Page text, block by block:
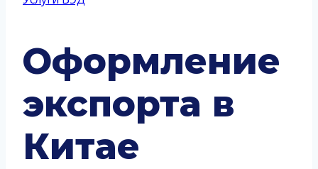
Оформление
экспорта в
Китае